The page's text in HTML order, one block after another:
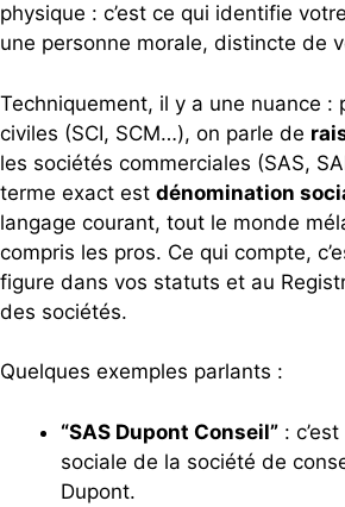
physique : c’est ce qui identifie
une personne morale, distincte de
Techniquement, il y a une nuance :
civiles (SCI, SCM…), on parle de
les sociétés commerciales (SAS,
terme exact est dénomination
langage courant, tout le monde
compris les pros. Ce qui compte,
figure dans vos statuts et au
des sociétés.
Quelques exemples parlants :
“SAS Dupont Conseil” :
sociale de la société de
Dupont.